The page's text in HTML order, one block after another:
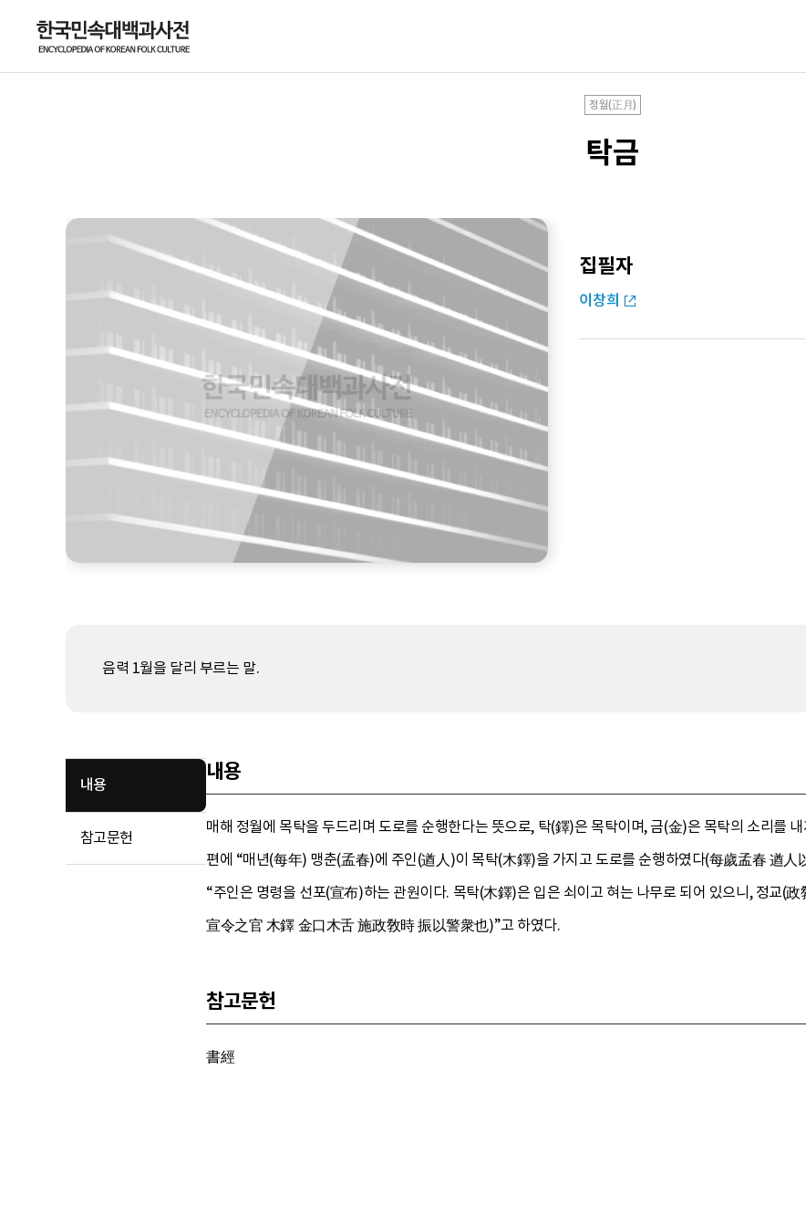
정월(正月)
탁금
집필자
이창희
음력 1월을 달리 부르는 말.
내용
참고문헌
내용
매해 정월에 목탁을 두드리며 도로를 순행한다는 뜻으로, 탁(鐸)은 목탁이며, 금(金)은 목탁의 소리를
편에 “매년(每年) 맹춘(孟春)에 주인(遒人)이 목탁(木鐸)을 가지고 도로를 순행하였다(每歲孟春 遒
“주인은 명령을 선포(宣布)하는 관원이다. 목탁(木鐸)은 입은 쇠이고 혀는 나무로 되어 있으니, 정교(
宣令之官 木鐸 金口木舌 施政敎時 振以警衆也)”고 하였다.
참고문헌
書經